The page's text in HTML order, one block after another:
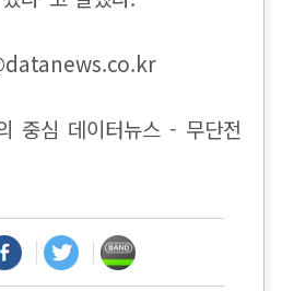
중심 데이터뉴스 - 무단전